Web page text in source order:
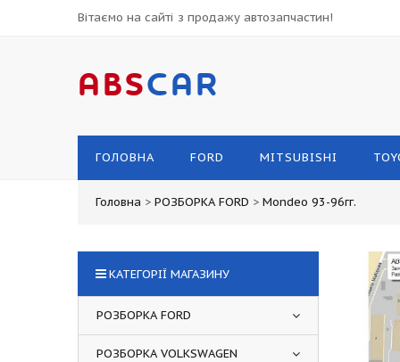
Вітаємо на сайті з продажу автозапчастин!
ABSCAR
ГОЛОВНА FORD MITSUBISHI
Головна > РОЗБОРКА FORD > Mondeo 93-96гг.
КАТЕГОРІЇ МАГАЗИНУ
РОЗБОРКА FORD
РОЗБОРКА VOLKSWAGEN